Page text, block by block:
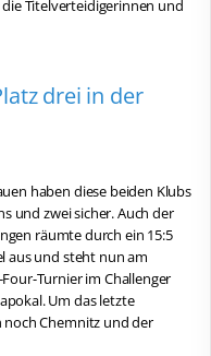
Titelverteidigerinnen und
drei in der
haben diese beiden Klubs
und zwei sicher. Auch der
räumte durch ein 15:5
aus und steht nun am
Turnier im Challenger
Um das letzte
Chemnitz und der